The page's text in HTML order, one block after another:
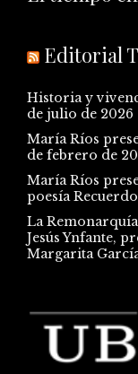
Editorial
Historia y
de julio de 2026
María Ríos
de febrero de
María Ríos
poesía
La
Jesús Ynfante,
Margarita